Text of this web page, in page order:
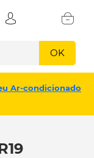
OK
Ar-condicionado